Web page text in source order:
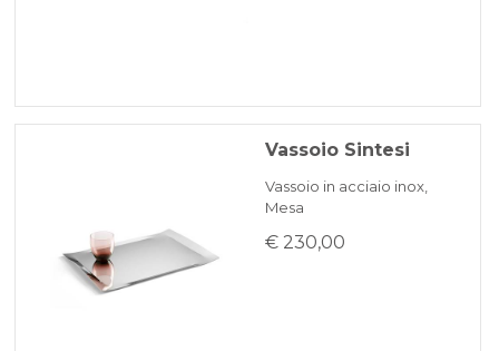
Vassoio Sintesi
Vassoio in acciaio inox,
Mesa
€ 230,00